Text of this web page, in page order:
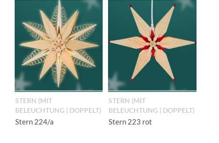
STERN (MIT
BELEUCHTUNG | DOPPELT)
Stern 224/a
STERN (MIT
BELEUCHTUNG | DOPPELT)
Stern 223 rot